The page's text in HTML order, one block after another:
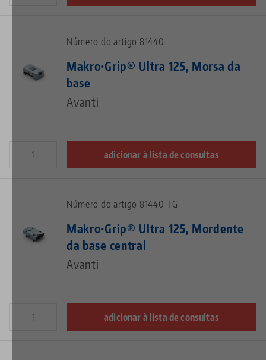
Número do artigo 81440
Makro•Grip® Ultra 125, Morsa da
base
Avanti
adicionar à lista de consultas
Número do artigo 81440-TG
Makro•Grip® Ultra 125, Mordente
da base central
Avanti
adicionar à lista de consultas